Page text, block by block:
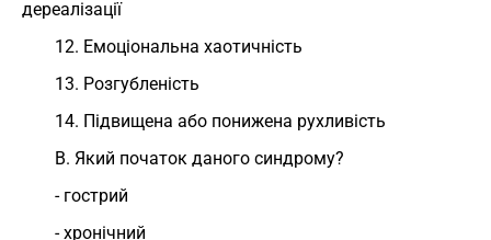
дереалізації
12. Емоціональна хаотичність
13. Розгубленість
14. Підвищена або понижена рухливість
В. Який початок даного синдрому?
- гострий
- хронічний